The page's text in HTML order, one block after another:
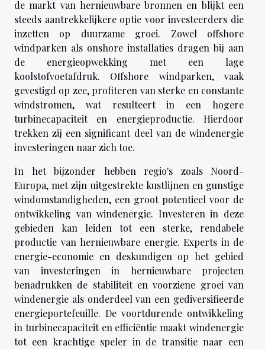
de markt van hernieuwbare bronnen en blijkt een
steeds aantrekkelijkere optie voor investeerders die
inzetten op duurzame groei. Zowel offshore
windparken als onshore installaties dragen bij aan
de energieopwekking met een lage
koolstofvoetafdruk. Offshore windparken, vaak
gevestigd op zee, profiteren van sterke en constante
windstromen, wat resulteert in een hogere
turbinecapaciteit en energieproductie. Hierdoor
trekken zij een significant deel van de windenergie
investeringen naar zich toe.
In het bijzonder hebben regio's zoals Noord-
Europa, met zijn uitgestrekte kustlijnen en gunstige
windomstandigheden, een groot potentieel voor de
ontwikkeling van windenergie. Investeren in deze
gebieden kan leiden tot een sterke, rendabele
productie van hernieuwbare energie. Experts in de
energie-economie en deskundigen op het gebied
van investeringen in hernieuwbare projecten
benadrukken de stabiliteit en voorziene groei van
windenergie als onderdeel van een gediversifieerde
energieportefeuille. De voortdurende ontwikkeling
in turbinecapaciteit en efficiëntie maakt windenergie
tot een krachtige speler in de transitie naar een